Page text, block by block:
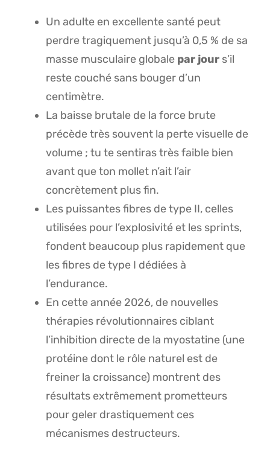
Un adulte en excellente santé peut
perdre tragiquement jusqu’à 0,5 % de sa
masse musculaire globale par jour s’il
reste couché sans bouger d’un
centimètre.
La baisse brutale de la force brute
précède très souvent la perte visuelle de
volume ; tu te sentiras très faible bien
avant que ton mollet n’ait l’air
concrètement plus fin.
Les puissantes fibres de type II, celles
utilisées pour l’explosivité et les sprints,
fondent beaucoup plus rapidement que
les fibres de type I dédiées à
l’endurance.
En cette année 2026, de nouvelles
thérapies révolutionnaires ciblant
l’inhibition directe de la myostatine (une
protéine dont le rôle naturel est de
freiner la croissance) montrent des
résultats extrêmement prometteurs
pour geler drastiquement ces
mécanismes destructeurs.